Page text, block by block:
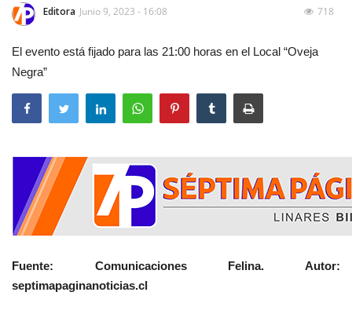
Editora Junio 9, 2023 - 16:08 718
El evento está fijado para las 21:00 horas en el Local “Oveja
Negra”
Fuente: Comunicaciones Felina. Autor:
septimapaginanoticias.cl